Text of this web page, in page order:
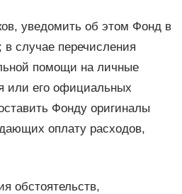
уведомить об этом Фонд в
случае перечисления
помощи на личные
или его официальных
Фонду оригиналы
оплату расходов,
обстоятельств,